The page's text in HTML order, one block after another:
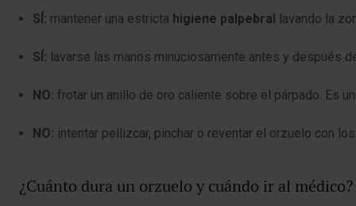
SÍ: mantener una estricta higiene palpebral lavando la
SÍ: lavarse las manos minuciosamente antes y después
NO: frotar un anillo de oro caliente sobre el párpado. Es
NO: intentar pellizcar, pinchar o reventar el orzuelo con
¿Cuánto dura un orzuelo y cuándo ir al médico?